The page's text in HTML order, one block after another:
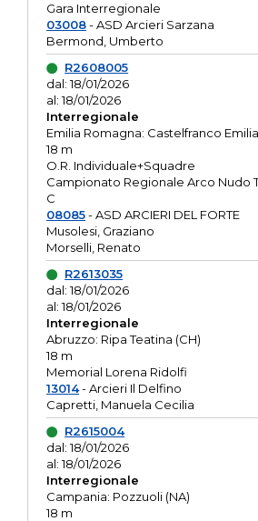
Gara Interregionale
03008- ASD Arcieri Sarzana
Bermond, Umberto
R2608005
dal: 18/01/2026
al: 18/01/2026
Interregionale
Emilia Romagna: Castelfranco
18 m
O.R. Individuale+Squadre
Campionato Regionale Arco Nudo
C
08085- ASD ARCIERI DEL FORTE
Musolesi, Graziano
Morselli, Renato
R2613035
dal: 18/01/2026
al: 18/01/2026
Interregionale
Abruzzo: Ripa Teatina (CH)
18 m
Memorial Lorena Ridolfi
13014- Arcieri Il Delfino
Capretti, Manuela Cecilia
R2615004
dal: 18/01/2026
al: 18/01/2026
Interregionale
Campania: Pozzuoli (NA)
18 m